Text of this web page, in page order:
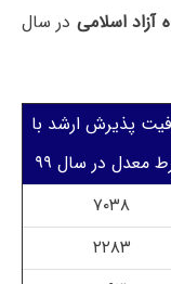
اسلامی در سال
پذیرش ارشد با
معدل در سال ۹۹
۷۰۳۸
۲۲۸۳